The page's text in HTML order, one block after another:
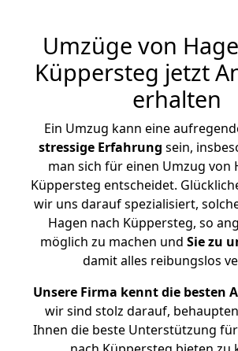
Umzüge von
Küppersteg jetzt
erhalten
Ein Umzug kann eine
stressige Erfahrung sein,
man sich für einen Umzug von
Küppersteg entscheidet.
wir uns darauf spezialisiert,
Hagen nach Küppersteg, so
möglich zu machen und Sie zu
damit alles reibungslos
Unsere Firma kennt die besten
wir sind stolz darauf,
Ihnen die beste Unterstützung